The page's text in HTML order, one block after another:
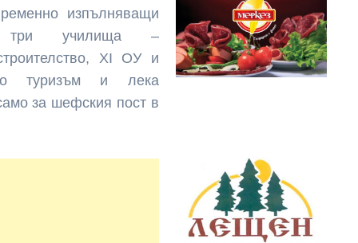
изпълняващи
три училища –
ХІ ОУ и
туризъм и лека
за шефския пост в